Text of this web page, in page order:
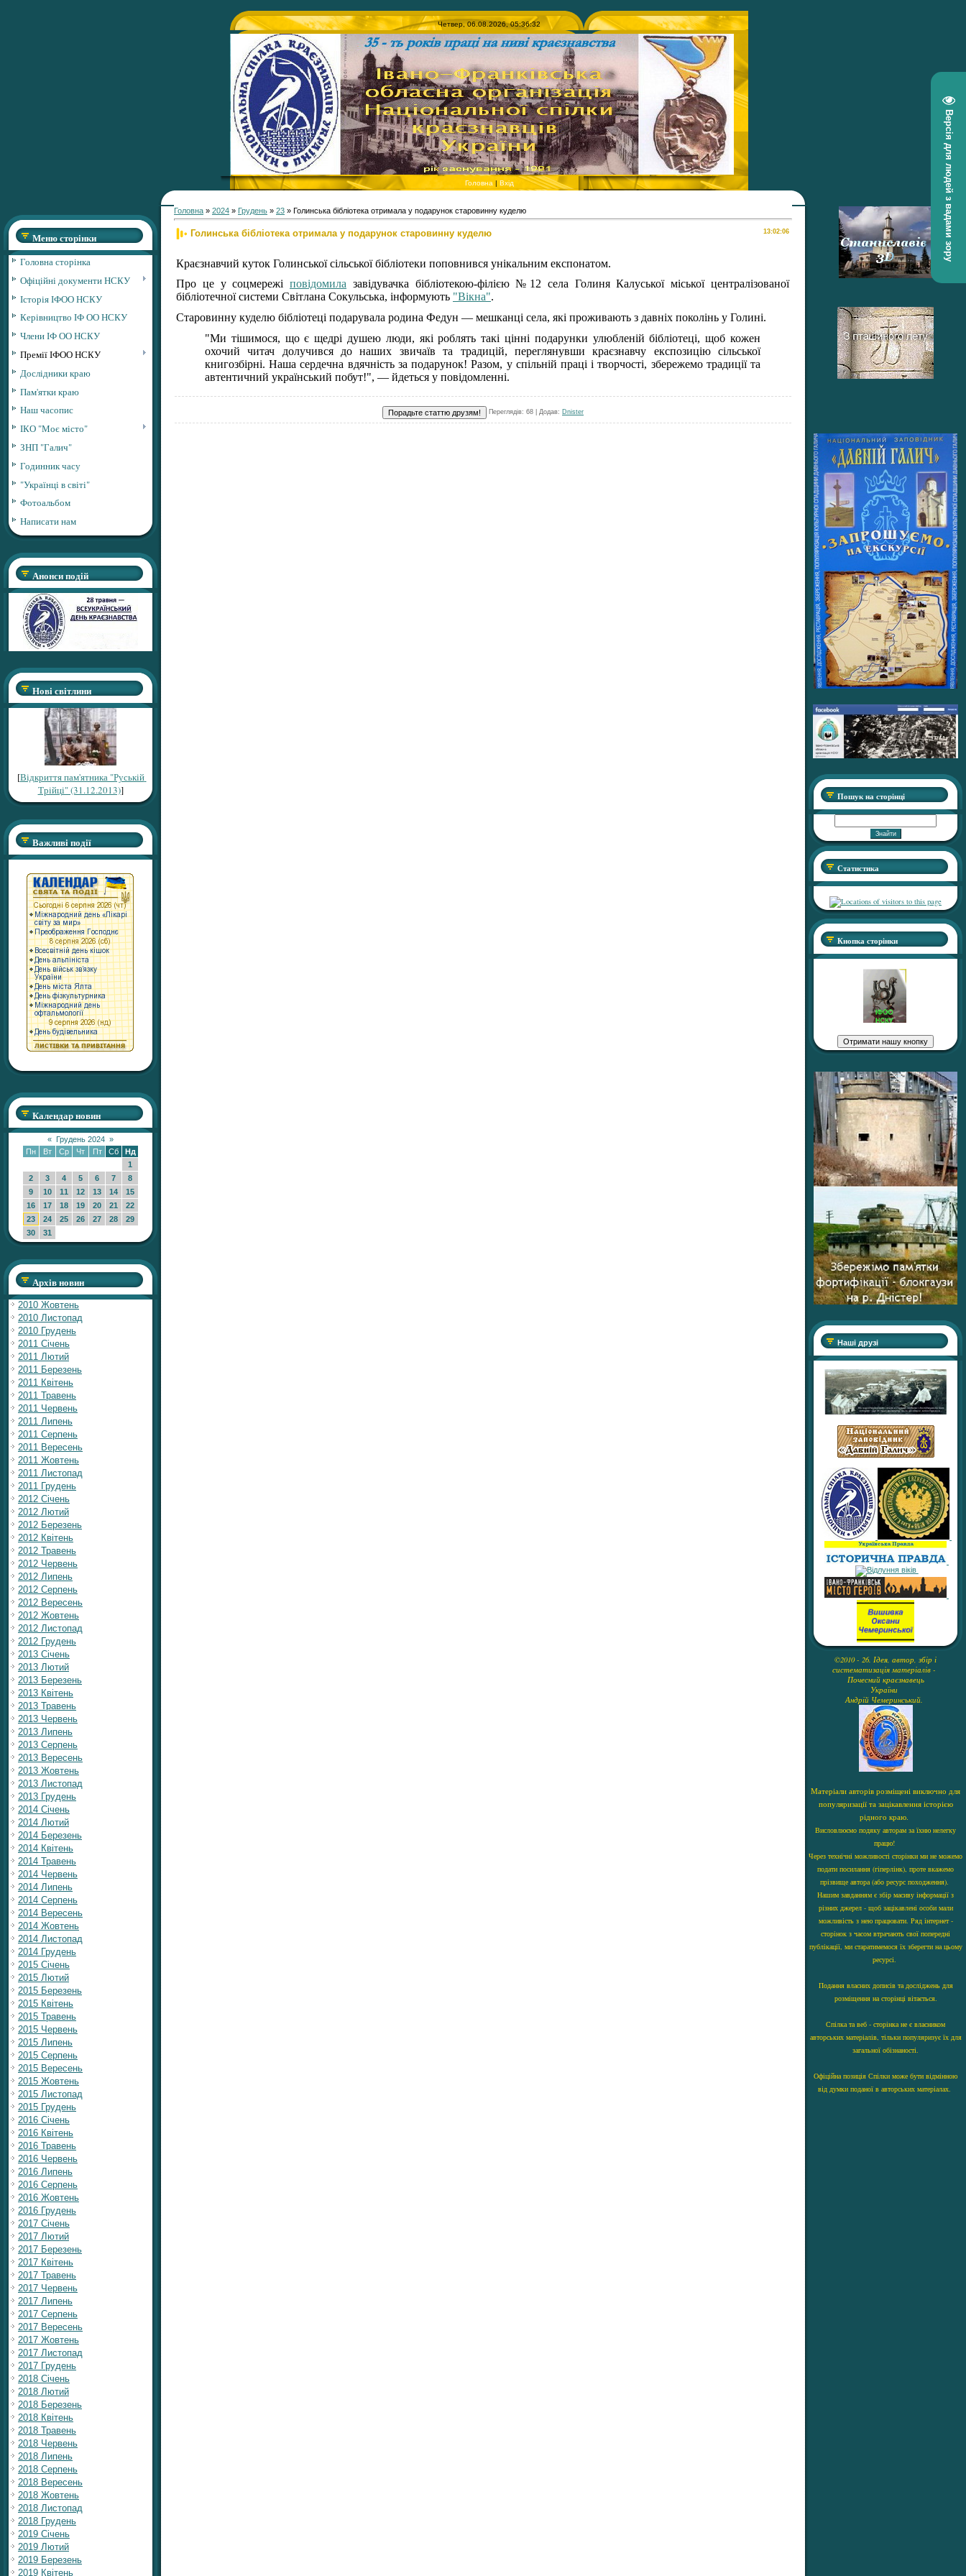
Версія для людей з вадами зору
Четвер, 06.08.2026, 05:36:32
Головна | Вхід
Меню сторінки
Головна сторінка
Офіційні документи НСКУ
Історія ІФОО НСКУ
Керівництво ІФ ОО НСКУ
Члени ІФ ОО НСКУ
Премії ІФОО НСКУ
Дослідники краю
Пам'ятки краю
Наш часопис
ІКО "Моє місто"
ЗНП "Галич"
Годинник часу
"Українці в світі"
Фотоальбом
Написати нам
Анонси подій
Нові світлини
[Відкриття пам'ятника "Руській
Трійці" (31.12.2013)]
Важливі події
Календар новин
« Грудень 2024 »
Пн
Вт Ср Чт Пт Сб
Нд
1
2
3 4 5 6 7
8
9
10 11 12 13 14
15
16
17 18 19 20 21
22
23
24 25 26 27 28
29
30
31
Архів новин
2010 Жовтень
2010 Листопад
2010 Грудень
2011 Січень
2011 Лютий
2011 Березень
2011 Квітень
2011 Травень
2011 Червень
2011 Липень
2011 Серпень
2011 Вересень
2011 Жовтень
2011 Листопад
2011 Грудень
2012 Січень
2012 Лютий
2012 Березень
2012 Квітень
2012 Травень
2012 Червень
2012 Липень
2012 Серпень
2012 Вересень
2012 Жовтень
2012 Листопад
2012 Грудень
2013 Січень
2013 Лютий
2013 Березень
2013 Квітень
2013 Травень
2013 Червень
2013 Липень
2013 Серпень
2013 Вересень
2013 Жовтень
2013 Листопад
2013 Грудень
2014 Січень
2014 Лютий
2014 Березень
2014 Квітень
2014 Травень
2014 Червень
2014 Липень
2014 Серпень
2014 Вересень
2014 Жовтень
2014 Листопад
2014 Грудень
2015 Січень
2015 Лютий
2015 Березень
2015 Квітень
2015 Травень
2015 Червень
2015 Липень
2015 Серпень
2015 Вересень
2015 Жовтень
2015 Листопад
2015 Грудень
2016 Січень
2016 Квітень
2016 Травень
2016 Червень
2016 Липень
2016 Серпень
2016 Жовтень
2016 Грудень
2017 Січень
2017 Лютий
2017 Березень
2017 Квітень
2017 Травень
2017 Червень
2017 Липень
2017 Серпень
2017 Вересень
2017 Жовтень
2017 Листопад
2017 Грудень
2018 Січень
2018 Лютий
2018 Березень
2018 Квітень
2018 Травень
2018 Червень
2018 Липень
2018 Серпень
2018 Вересень
2018 Жовтень
2018 Листопад
2018 Грудень
2019 Січень
2019 Лютий
2019 Березень
2019 Квітень
Головна » 2024 » Грудень » 23 » Голинська бібліотека отримала у подарунок старовинну куделю
Голинська бібліотека отримала у подарунок старовинну куделю
Краєзнавчий куток Голинської сільської бібліотеки поповнився унікальним експонатом.
Про це у соцмережі повідомила завідувачка бібліотекою-філією №12 села Голиня Калуської міської централізованої
бібліотечної системи Світлана Сокульська, інформують "Вікна".
Старовинну куделю бібліотеці подарувала родина Федун — мешканці села, які проживають з давніх поколінь у Голині.
"Ми тішимося, що є щедрі душею люди, які роблять такі цінні подарунки улюбленій бібліотеці, щоб кожен
охочий читач долучився до наших звичаїв та традицій, переглянувши краєзнавчу експозицію сільської
книгозбірні. Наша сердечна вдячність за подарунок! Разом, у спільній праці і творчості, збережемо традиції та
автентичний український побут!", — йдеться у повідомленні.
Переглядів: 68 | Додав: Dnister
Пошук на сторінці
Статистика
Кнопка сторінки
Наші друзі
©2010 - 26. Ідея, автор, збір і
систематизація матеріалів -
Почесний краєзнавець
України
Андрій Чемеринський.
Матеріали авторів розміщені виключно для
популяризації та зацікавлення історією
рідного краю.
Висловлюємо подяку авторам за їхню нелегку
працю!
Через технічні можливості сторінки ми не можемо
подати посилання (гіперлінк), проте вкажемо
прізвище автора (або ресурс походження).
Нашим завданням є збір масиву інформації з
різних джерел - щоб зацікавлені особи мали
можливість з нею працювати. Ряд інтернет -
сторінок з часом втрачають свої попередні
публікації, ми старатимемося їх зберегти на цьому
ресурсі.
Подання власних дописів та досліджень для
розміщення на сторінці вітається.
Спілка та веб - сторінка не є власником
авторських матеріалів, тільки популяризує їх для
загальної обізнаності.
Офіційна позиція Спілки може бути відмінною
від думки поданої в авторських матеріалах.